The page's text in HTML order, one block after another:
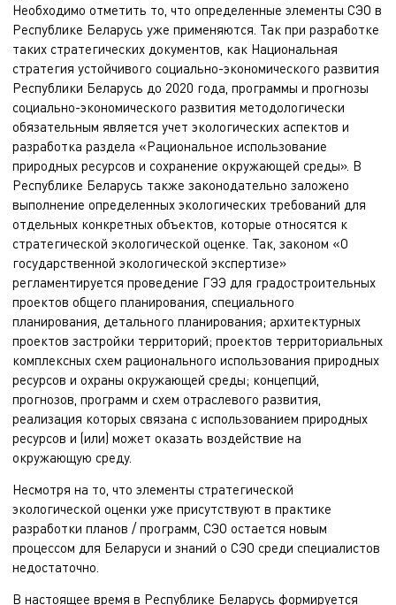
Необходимо отметить то, что определенные элементы СЭО в
Республике Беларусь уже применяются. Так при разработке
таких стратегических документов, как Национальная
стратегия устойчивого социально-экономического развития
Республики Беларусь до 2020 года, программы и прогнозы
социально-экономического развития методологически
обязательным является учет экологических аспектов и
разработка раздела «Рациональное использование
природных ресурсов и сохранение окружающей среды». В
Республике Беларусь также законодательно заложено
выполнение определенных экологических требований для
отдельных конкретных объектов, которые относятся к
стратегической экологической оценке. Так, законом «О
государственной экологической экспертизе»
регламентируется проведение ГЭЭ для градостроительных
проектов общего планирования, специального
планирования, детального планирования; архитектурных
проектов застройки территорий; проектов территориальных
комплексных схем рационального использования природных
ресурсов и охраны окружающей среды; концепций,
прогнозов, программ и схем отраслевого развития,
реализация которых связана с использованием природных
ресурсов и (или) может оказать воздействие на
окружающую среду.
Несмотря на то, что элементы стратегической
экологической оценки уже присутствуют в практике
разработки планов / программ, СЭО остается новым
процессом для Беларуси и знаний о СЭО среди специалистов
недостаточно.
В настоящее время в Республике Беларусь формируется